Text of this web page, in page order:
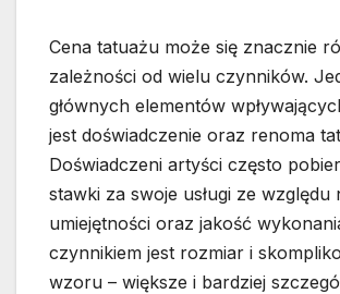
Cena tatuażu może się znacznie
zależności od wielu czynników.
głównych elementów
jest doświadczenie oraz renoma
Doświadczeni artyści często
stawki za swoje usługi ze względu
umiejętności oraz jakość
czynnikiem jest rozmiar i
wzoru – większe i bardziej